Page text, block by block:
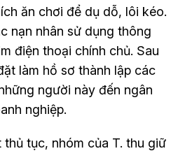
ăn chơi để dụ dỗ, lôi kéo.
nạn nhân sử dụng thông
điện thoại chính chủ. Sau
làm hồ sơ thành lập các
người này đến ngân
nghiệp.
tục, nhóm của T. thu giữ